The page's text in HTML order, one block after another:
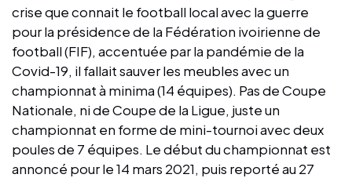
crise que connait le football local avec la guerre
pour la présidence de la Fédération ivoirienne de
football (FIF), accentuée par la pandémie de la
Covid-19, il fallait sauver les meubles avec un
championnat à minima (14 équipes). Pas de Coupe
Nationale, ni de Coupe de la Ligue, juste un
championnat en forme de mini-tournoi avec deux
poules de 7 équipes. Le début du championnat est
annoncé pour le 14 mars 2021, puis reporté au 27